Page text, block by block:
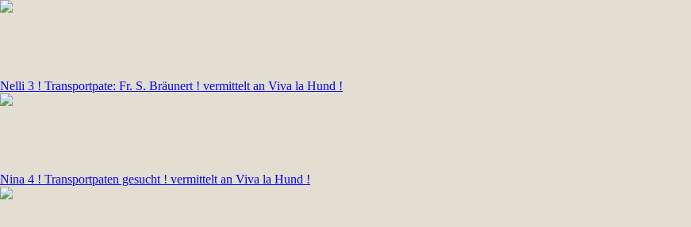
Nelli 3 ! Transportpate: Fr. S. Bräunert ! vermittelt an Viva la Hund !
Nina 4 ! Transportpaten gesucht ! vermittelt an Viva la Hund !